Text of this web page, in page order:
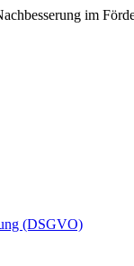
im
(DSGVO)